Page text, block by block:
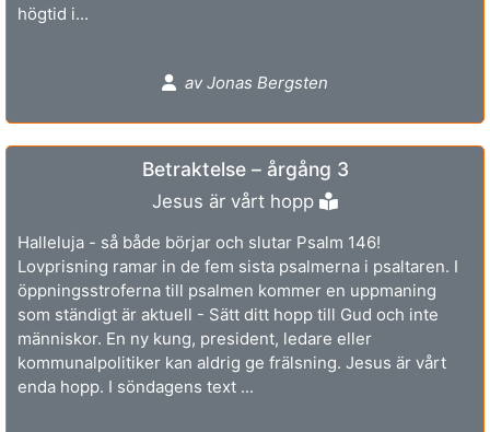
högtid i...
av Jonas Bergsten
Betraktelse – årgång 3
Jesus är vårt hopp
Halleluja - så både börjar och slutar Psalm 146!
Lovprisning ramar in de fem sista psalmerna i psaltaren. I
öppningsstroferna till psalmen kommer en uppmaning
som ständigt är aktuell - Sätt ditt hopp till Gud och inte
människor. En ny kung, president, ledare eller
kommunalpolitiker kan aldrig ge frälsning. Jesus är vårt
enda hopp. I söndagens text ...